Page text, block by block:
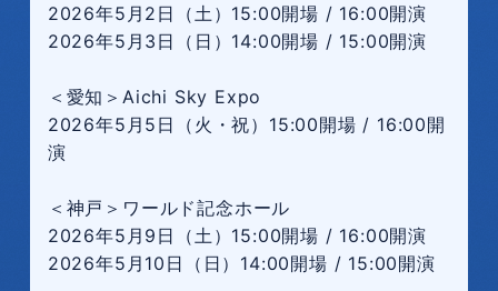
2026年5月2日（土）15:00開場 / 16:00開演
2026年5月3日（日）14:00開場 / 15:00開演
＜愛知＞Aichi Sky Expo
2026年5月5日（火・祝）15:00開場 / 16:00開
演
＜神戸＞ワールド記念ホール
2026年5月9日（土）15:00開場 / 16:00開演
2026年5月10日（日）14:00開場 / 15:00開演